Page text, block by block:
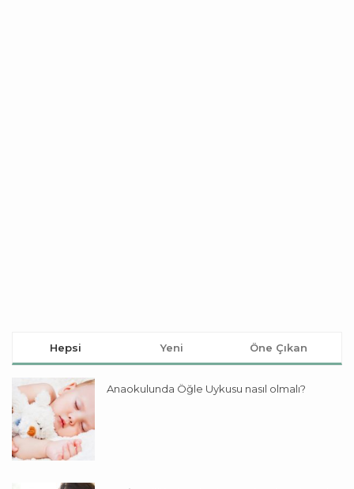
Hepsi Yeni Öne Çıkan
Anaokulunda Öğle Uykusu nasıl olmalı?